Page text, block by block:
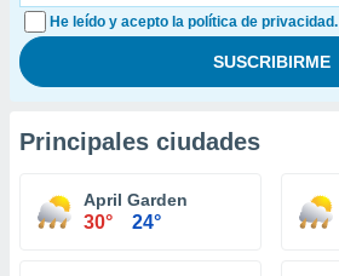
He leído y acepto la política de privacidad.
Principales ciudades
April Garden
30° 24°